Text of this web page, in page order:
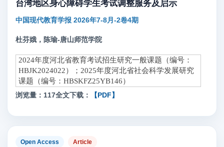
台湾地区身心障碍学生考试调整服务及启示
中国现代教育学报 2026年7-8月-2卷4期
杜芬娥，陈瑜-唐山师范学院
2024年度河北省教育考试招生研究一般课题（编号：
HBJK2024022）；2025年度河北省社会科学发展研究
课题（编号：HBSKFZ25YB146）
浏览量：117全文下载： 【PDF】
Open Access Article